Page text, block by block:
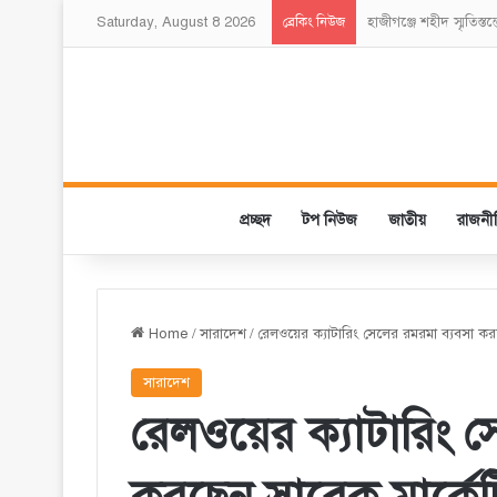
Saturday, August 8 2026 ব্রেকিং নিউজ হাজীগঞ্জে শহীদ
প্রচ্ছদ টপ নিউজ জাতীয়
Home /সারাদেশ/ রেলওয়ের ক্যাটারিং সেলের রমরমা ব্যবসা
সারাদেশ
রেলওয়ের ক্যাটারিং